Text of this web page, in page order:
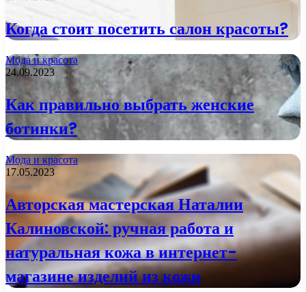
Когда стоит посетить салон красоты?
Мода и красота
24.09.2023
Как правильно выбрать женские
ботинки?
Мода и красота
17.05.2023
Авторская мастерская Наталии
Калиновской: ручная работа и
натуральная кожа в интернет-
магазине изделий из кожи